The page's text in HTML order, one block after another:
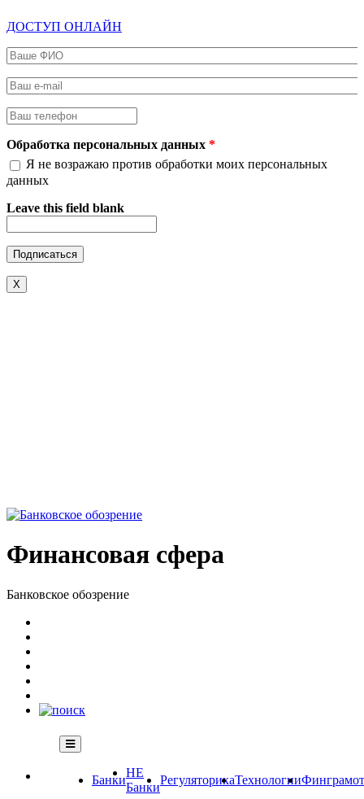
ДОСТУП ОНЛАЙН
Ваше ФИО
Ваш e-mail
Ваш телефон
Обработка персональных данных *
Я не возражаю против обработки моих персональных
данных
Leave this field blank
X
Финансовая сфера
Банковское обозрение
Банки
НЕ
Банки
РегуляторикаТехнологии